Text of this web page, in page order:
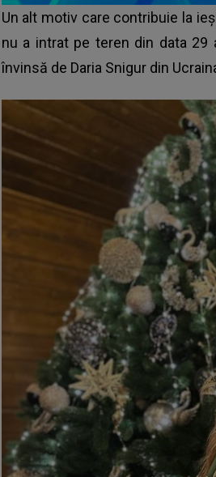
Un alt motiv care contribuie la
nu a intrat pe teren din data
învinsă de Daria Snigur din